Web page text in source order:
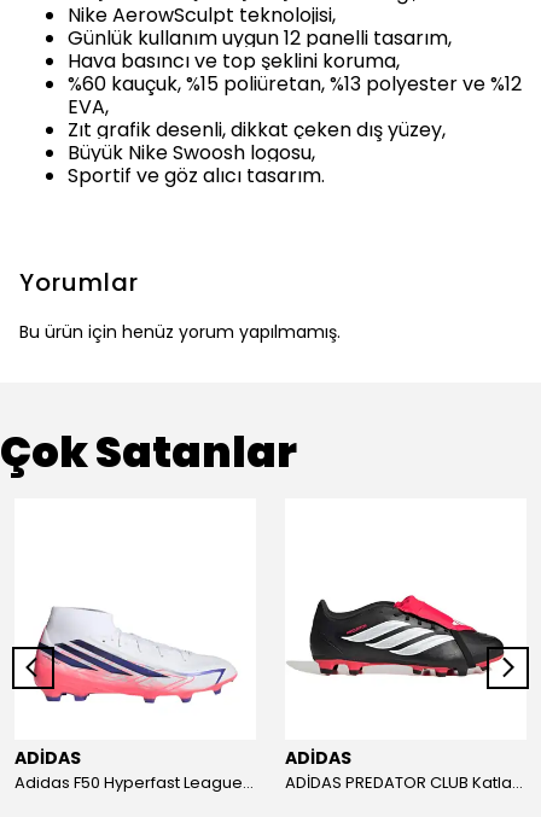
Nike AerowSculpt teknolojisi,
Günlük kullanım uygun 12 panelli tasarım,
Hava basıncı ve top şeklini koruma,
%60 kauçuk, %15 poliüretan, %13 polyester ve %12
EVA,
Zıt grafik desenli, dikkat çeken dış yüzey,
Büyük Nike Swoosh logosu,
Sportif ve göz alıcı tasarım.
Yorumlar
Bu ürün için henüz yorum yapılmamış.
Çok Satanlar
ADİDAS
Adidas F50 Hyperfast League Mid Erkek Krampon (IH7090)
ADİDAS
ADİDAS PREDATOR CLUB Katlanır Dilli Çim Saha/Çoklu Zemin Kramponu JR3330